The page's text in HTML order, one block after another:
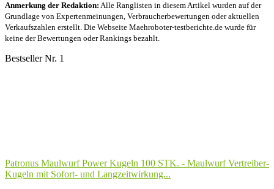
Anmerkung der Redaktion: Alle Ranglisten in diesem Artikel wurden auf der
Grundlage von Expertenmeinungen, Verbraucherbewertungen oder aktuellen
Verkaufszahlen erstellt. Die Webseite Maehroboter-testberichte.de wurde für
keine der Bewertungen oder Rankings bezahlt.
Bestseller Nr. 1
Patronus Maulwurf Power Kugeln 100 STK. - Maulwurf Vertreiber-
Kugeln mit Sofort- und Langzeitwirkung...